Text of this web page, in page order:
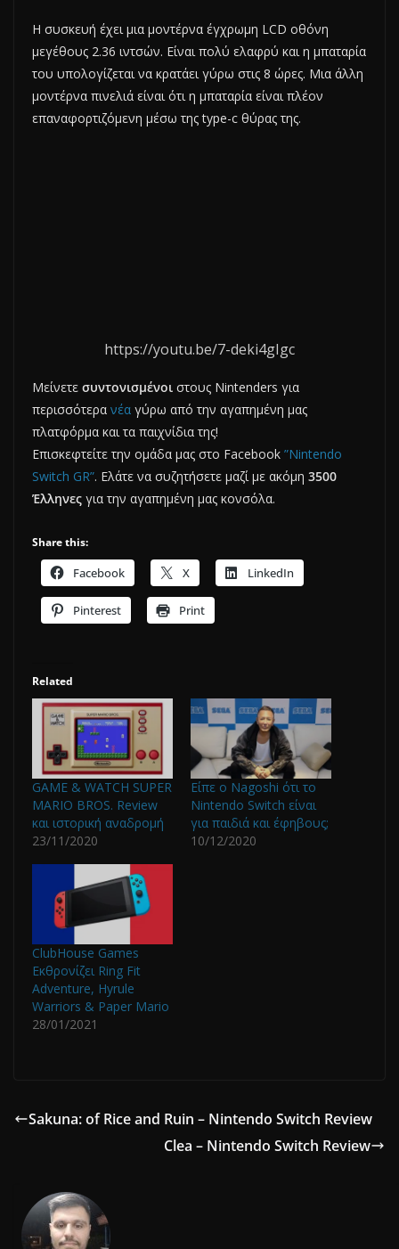
Η συσκευή έχει μια μοντέρνα έγχρωμη LCD οθόνη
μεγέθους 2.36 ιντσών. Είναι πολύ ελαφρύ και η μπαταρία
του υπολογίζεται να κρατάει γύρω στις 8 ώρες. Μια άλλη
μοντέρνα πινελιά είναι ότι η μπαταρία είναι πλέον
επαναφορτιζόμενη μέσω της type-c θύρας της.
https://youtu.be/7-deki4gIgc
Μείνετε συντονισμένοι στους Nintenders για
περισσότερα νέα γύρω από την αγαπημένη μας
πλατφόρμα και τα παιχνίδια της!
Επισκεφτείτε την ομάδα μας στο Facebook ”Nintendo
Switch GR”. Ελάτε να συζητήσετε μαζί με ακόμη 3500
Έλληνες για την αγαπημένη μας κονσόλα.
Share this:
Facebook X LinkedIn
Pinterest Print
Related
GAME & WATCH SUPER
MARIO BROS. Review
και ιστορική αναδρομή
23/11/2020
Είπε ο Nagoshi ότι το
Nintendo Switch είναι
για παιδιά και έφηβους;
10/12/2020
ClubHouse Games
Eκθρονίζει Ring Fit
Adventure, Hyrule
Warriors & Paper Mario
28/01/2021
Sakuna: of Rice and Ruin – Nintendo Switch Review
Clea – Nintendo Switch Review